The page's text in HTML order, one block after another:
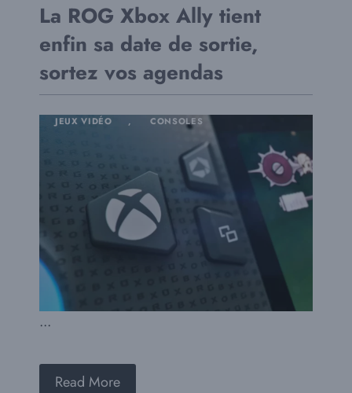
La ROG Xbox Ally tient
enfin sa date de sortie,
sortez vos agendas
JEUX VIDÉO , CONSOLES
...
Read More